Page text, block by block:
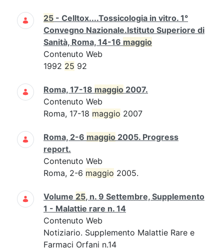
25 - Celltox....Tossicologia in vitro. 1°
Convegno Nazionale.Istituto Superiore di
Sanità, Roma, 14-16 maggio
Contenuto Web
1992 25 92
Roma, 17-18 maggio 2007.
Contenuto Web
Roma, 17-18 maggio 2007
Roma, 2-6 maggio 2005. Progress
report.
Contenuto Web
Roma, 2-6 maggio 2005.
Volume 25, n. 9 Settembre, Supplemento
1 - Malattie rare n. 14
Contenuto Web
Notiziario. Supplemento Malattie Rare e
Farmaci Orfani n.14